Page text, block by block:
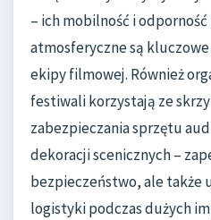
– ich mobilność i
atmosferyczne są
ekipy filmowej. Również
festiwali korzystają ze
zabezpieczania sprzętu
dekoracji scenicznych –
bezpieczeństwo, ale także
logistyki podczas dużych